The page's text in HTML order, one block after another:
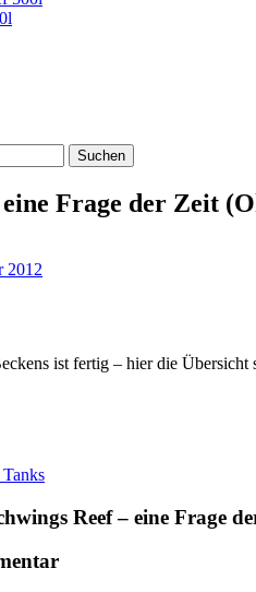
eine Frage der Zeit
2012
ist fertig – hier die
Reef – eine Frage